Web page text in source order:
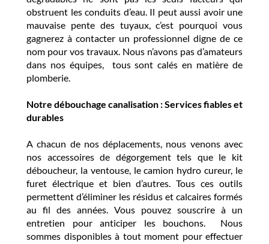
obstruent les conduits d’eau. Il peut aussi avoir une
mauvaise pente des tuyaux, c’est pourquoi vous
gagnerez à contacter un professionnel digne de ce
nom pour vos travaux. Nous n’avons pas d’amateurs
dans nos équipes, tous sont calés en matière de
plomberie.
Notre débouchage canalisation : Services fiables et
durables
A chacun de nos déplacements, nous venons avec
nos accessoires de dégorgement tels que le kit
déboucheur, la ventouse, le camion hydro cureur, le
furet électrique et bien d’autres. Tous ces outils
permettent d’éliminer les résidus et calcaires formés
au fil des années. Vous pouvez souscrire à un
entretien pour anticiper les bouchons. Nous
sommes disponibles à tout moment pour effectuer